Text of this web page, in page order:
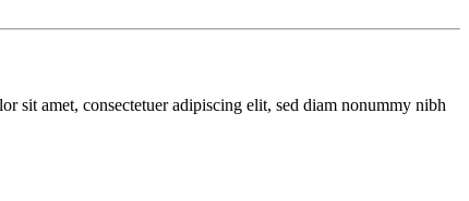
sit amet, consectetuer adipiscing elit, sed diam nonummy nibh